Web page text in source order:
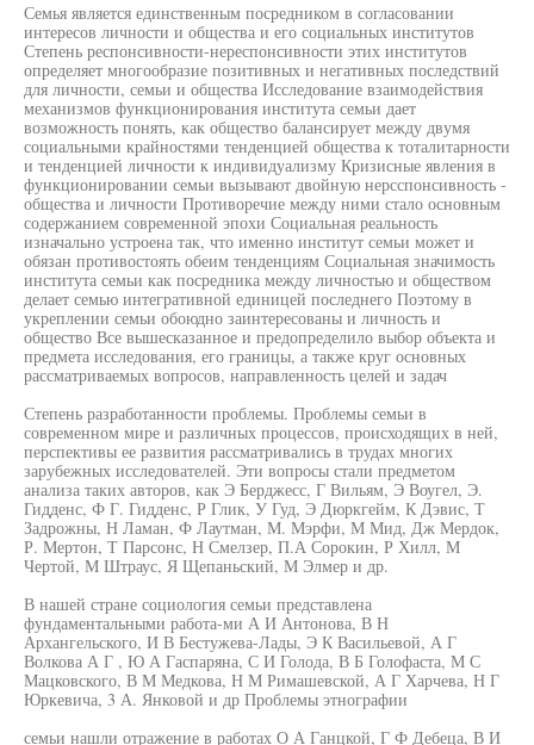
Семья является единственным посредником в согласовании
интересов личности и общества и его социальных институтов
Степень респонсивности-нереспонсивности этих институтов
определяет многообразие позитивных и негативных последствий
для личности, семьи и общества Исследование взаимодействия
механизмов функционирования института семьи дает
возможность понять, как общество балансирует между двумя
социальными крайностями тенденцией общества к тоталитарности
и тенденцией личности к индивидуализму Кризисные явления в
функционировании семьи вызывают двойную нерсспонсивность -
общества и личности Противоречие между ними стало основным
содержанием современной эпохи Социальная реальность
изначально устроена так, что именно институт семьи может и
обязан противостоять обеим тенденциям Социальная значимость
института семьи как посредника между личностью и обществом
делает семью интегративной единицей последнего Поэтому в
укреплении семьи обоюдно заинтересованы и личность и
общество Все вышесказанное и предопределило выбор объекта и
предмета исследования, его границы, а также круг основных
рассматриваемых вопросов, направленность целей и задач
Степень разработанности проблемы. Проблемы семьи в
современном мире и различных процессов, происходящих в ней,
перспективы ее развития рассматривались в трудах многих
зарубежных исследователей. Эти вопросы стали предметом
анализа таких авторов, как Э Берджесс, Г Вильям, Э Воугел, Э.
Гидденс, Ф Г. Гидденс, Р Глик, У Гуд, Э Дюркгейм, К Дэвис, Т
Задрожны, Н Ламан, Ф Лаутман, М. Мэрфи, М Мид, Дж Мердок,
Р. Мертон, Т Парсонс, Н Смелзер, П.А Сорокин, Р Хилл, М
Чертой, М Штраус, Я Щепаньский, М Элмер и др.
В нашей стране социология семьи представлена
фундаментальными работа-ми А И Антонова, В Н
Архангельского, И В Бестужева-Лады, Э К Васильевой, А Г
Волкова А Г , Ю А Гаспаряна, С И Голода, В Б Голофаста, М С
Мацковского, В М Медкова, Н М Римашевской, А Г Харчева, Н Г
Юркевича, 3 А. Янковой и др Проблемы этнографии
семьи нашли отражение в работах О А Ганцкой, Г Ф Дебеца, В И